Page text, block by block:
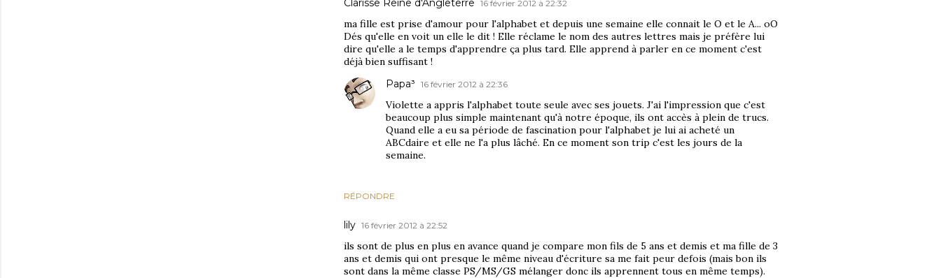
Clarisse Reine d'Angleterre 16 février 2012 à 22:32
ma fille est prise d'amour pour l'alphabet et depuis une semaine elle connait le O et le A... oO
Dés qu'elle en voit un elle le dit ! Elle réclame le nom des autres lettres mais je préfère lui
dire qu'elle a le temps d'apprendre ça plus tard. Elle apprend à parler en ce moment c'est
déjà bien suffisant !
RÉPONDRE
Papa³ 16 février 2012 à 22:36
Violette a appris l'alphabet toute seule avec ses jouets. J'ai l'impression que c'est
beaucoup plus simple maintenant qu'à notre époque, ils ont accès à plein de trucs.
Quand elle a eu sa période de fascination pour l'alphabet je lui ai acheté un
ABCdaire et elle ne l'a plus lâché. En ce moment son trip c'est les jours de la
semaine.
lily 16 février 2012 à 22:52
ils sont de plus en plus en avance quand je compare mon fils de 5 ans et demis et ma fille de 3
ans et demis qui ont presque le même niveau d'écriture sa me fait peur defois (mais bon ils
sont dans la même classe PS/MS/GS mélanger donc ils apprennent tous en même temps).